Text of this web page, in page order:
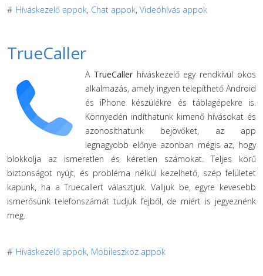
# Híváskezelő appok, Chat appok, Videóhívás appok
TrueCaller
A TrueCallerhíváskezelő egy rendkívül okos
alkalmazás, amely ingyen telepíthető Android
és iPhone készülékre és táblagépekre is.
Könnyedén indíthatunk kimenő hívásokat és
azonosíthatunk bejövőket, az app
legnagyobb előnye azonban mégis az, hogy
blokkolja az ismeretlen és kéretlen számokat. Teljes körű
biztonságot nyújt, és probléma nélkül kezelhető, szép felületet
kapunk, ha a Truecallert választjuk. Valljuk be, egyre kevesebb
ismerősünk telefonszámát tudjuk fejből, de miért is jegyeznénk
meg.
# Híváskezelő appok, Mobileszköz appok